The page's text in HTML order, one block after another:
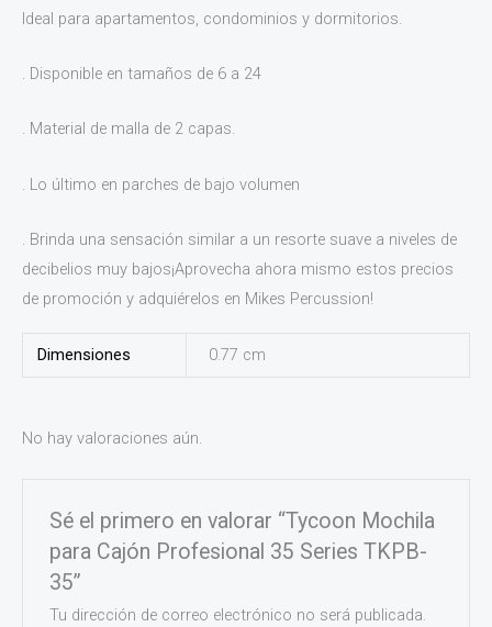
Ideal para apartamentos, condominios y dormitorios.
. Disponible en tamaños de 6 a 24
. Material de malla de 2 capas.
. Lo último en parches de bajo volumen
. Brinda una sensación similar a un resorte suave a niveles de
decibelios muy bajos¡Aprovecha ahora mismo estos precios
de promoción y adquiérelos en Mikes Percussion!
Dimensiones 0.77 cm
No hay valoraciones aún.
Sé el primero en valorar “Tycoon Mochila
para Cajón Profesional 35 Series TKPB-
35”
Tu dirección de correo electrónico no será publicada.